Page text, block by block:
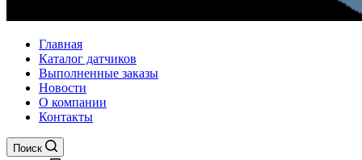
Главная
Каталог датчиков
Выполненные заказы
Новости
О компании
Контакты
Поиск